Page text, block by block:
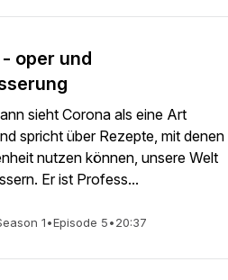
oper und
sieht Corona als eine Art
spricht über Rezepte, mit denen
nutzen können, unsere Welt
Er ist Profess...
1•Episode 5•20:37